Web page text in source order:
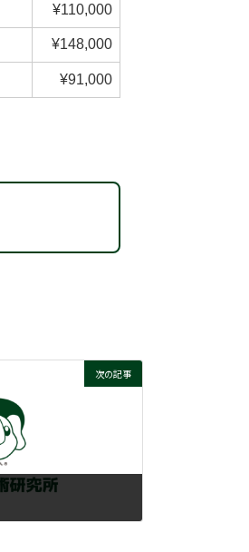
¥110,000
¥148,000
¥91,000
次の記事